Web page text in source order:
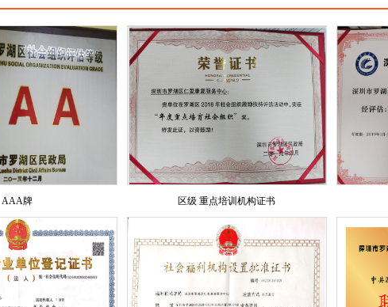
AAA牌 区级 重点培训机构证书